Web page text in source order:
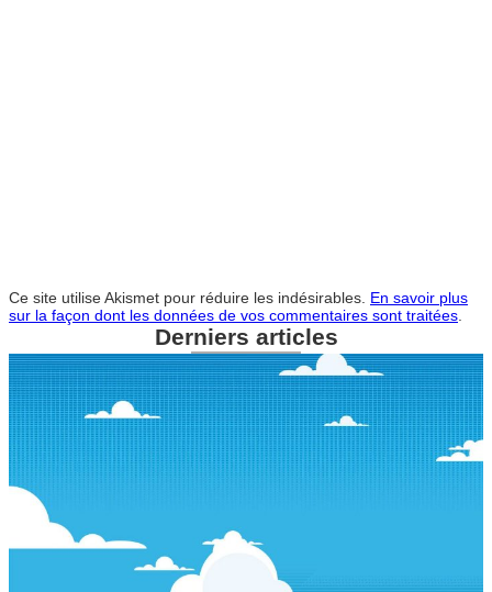
Ce site utilise Akismet pour réduire les indésirables. En savoir plus
sur la façon dont les données de vos commentaires sont traitées
Derniers articles